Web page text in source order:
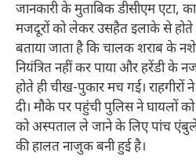
जानकारी के मुताबिक डीसीएम एटा,
मजदूरों को लेकर उसहैत इलाके से होते
बताया जाता है कि चालक शराब के
नियंत्रित नहीं कर पाया और हरेंडी के
होते ही चीख-पुकार मच गई।
दी। मौके पर पहुंची पुलिस ने घायलों
को अस्पताल ले जाने के लिए पांच
की हालत नाजुक बनी हुई है।